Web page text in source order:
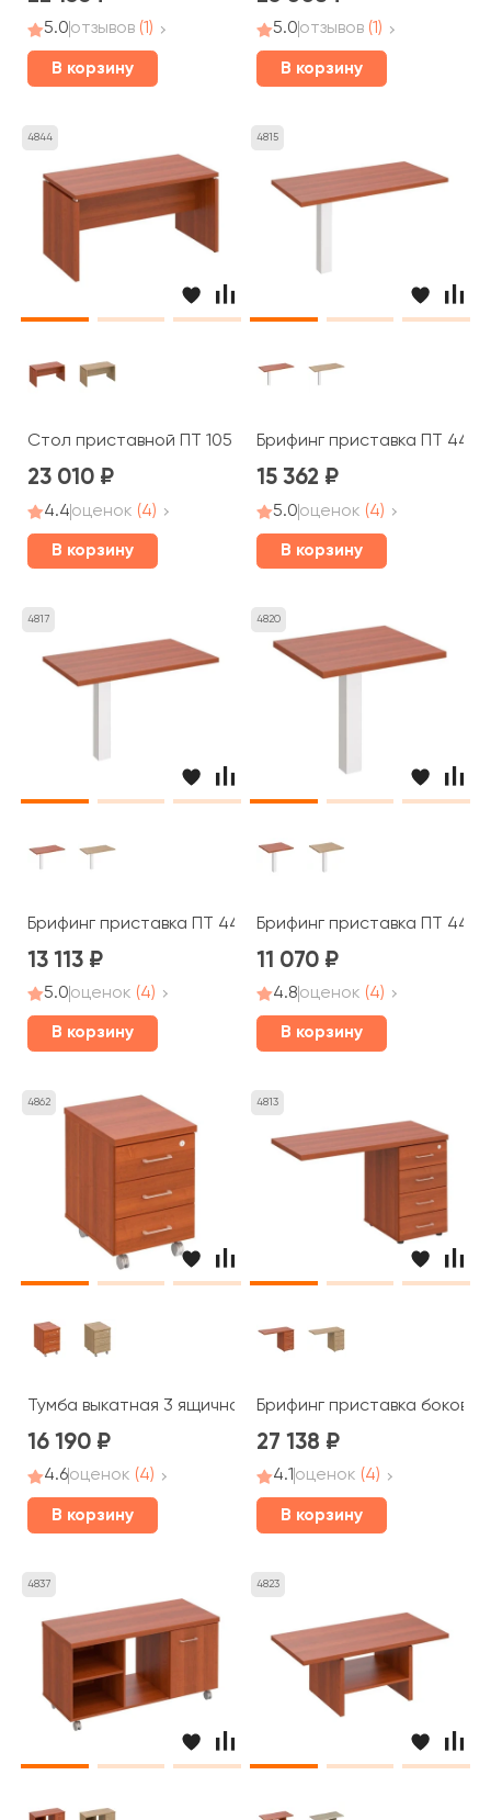
5.0отзывов (1)
В корзину
5.0отзывов (1)
В корзину
4844
Стол приставной ПТ 105 Patriot
23 010
4.4оценок (4)
В корзину
4815
Брифинг приставка ПТ 446
15 362
5.0оценок (4)
В корзину
4817
Брифинг приставка ПТ 447 Patriot
13 113
5.0оценок (4)
В корзину
4820
Брифинг приставка ПТ 445
11 070
4.8оценок (4)
В корзину
4862
Тумба выкатная 3 ящичная с центральным замком ПТ
16 190
4.6оценок (4)
В корзину
4813
Брифинг приставка
27 138
4.1оценок (4)
В корзину
4837 4823